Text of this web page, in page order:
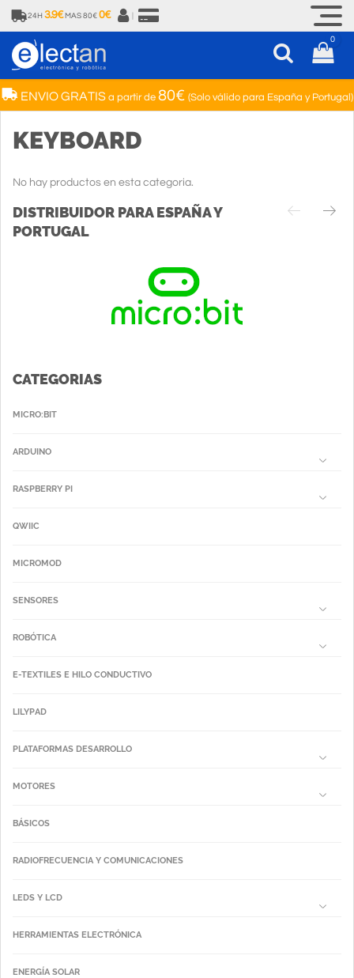
24H 3.9€ MAS 80€ 0€
0
ENVIO GRATISa partir de 80€ (Solo válido para España y Portugal)
KEYBOARD
No hay productos en esta categoria.
DISTRIBUIDOR PARA ESPAÑA Y
PORTUGAL
CATEGORIAS
MICRO:BIT
ARDUINO
RASPBERRY PI
QWIIC
MICROMOD
SENSORES
ROBÓTICA
E-TEXTILES E HILO CONDUCTIVO
LILYPAD
PLATAFORMAS DESARROLLO
MOTORES
BÁSICOS
RADIOFRECUENCIA Y COMUNICACIONES
LEDS Y LCD
HERRAMIENTAS ELECTRÓNICA
ENERGÍA SOLAR